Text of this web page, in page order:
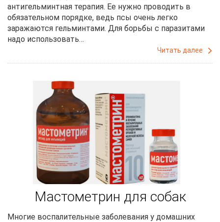
антигельминтная терапия. Ее нужно проводить в
обязательном порядке, ведь псы очень легко
заражаются гельминтами. Для борьбы с паразитами
надо использовать…
Читать далее
Мастометрин для собак
Многие воспалительные заболевания у домашних